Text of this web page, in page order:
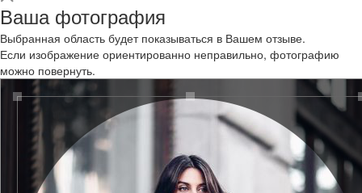
Ваша фотография
Выбранная область будет показываться в Вашем отзыве.
Если изображение ориентированно неправильно, фотографию
можно повернуть.